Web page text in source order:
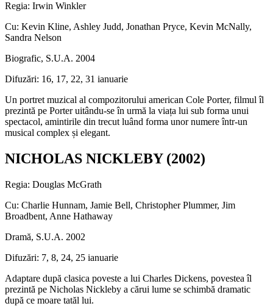
Regia: Irwin Winkler
Cu: Kevin Kline, Ashley Judd, Jonathan Pryce, Kevin McNally,
Sandra Nelson
Biografic, S.U.A. 2004
Difuzări: 16, 17, 22, 31 ianuarie
Un portret muzical al compozitorului american Cole Porter, filmul îl
prezintă pe Porter uitându-se în urmă la viața lui sub forma unui
spectacol, amintirile din trecut luând forma unor numere într-un
musical complex și elegant.
NICHOLAS NICKLEBY (2002)
Regia: Douglas McGrath
Cu: Charlie Hunnam, Jamie Bell, Christopher Plummer, Jim
Broadbent, Anne Hathaway
Dramă, S.U.A. 2002
Difuzări: 7, 8, 24, 25 ianuarie
Adaptare după clasica poveste a lui Charles Dickens, povestea îl
prezintă pe Nicholas Nickleby a cărui lume se schimbă dramatic
după ce moare tatăl lui.